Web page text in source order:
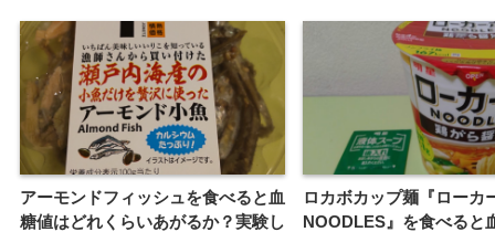
アーモンドフィッシュを食べると血
糖値はどれくらいあがるか？実験し
ロカボカップ麺『ローカ
NOODLES』を食べると